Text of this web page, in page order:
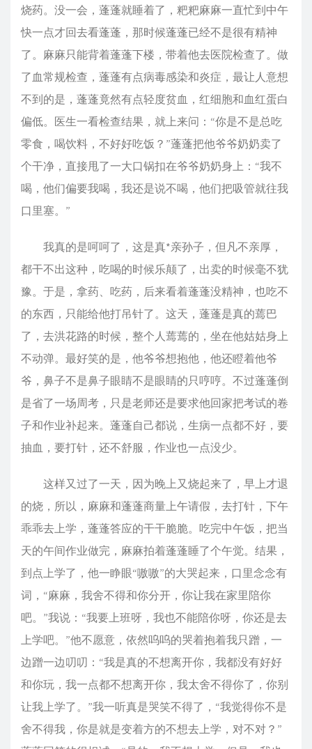
烧药。没一会，蓬蓬就睡着了，粑粑麻麻一直忙到中午
快一点才回去看蓬蓬，那时候蓬蓬已经不是很有精神
了。麻麻只能背着蓬蓬下楼，带着他去医院检查了。做
了血常规检查，蓬蓬有点病毒感染和炎症，最让人意想
不到的是，蓬蓬竟然有点轻度贫血，红细胞和血红蛋白
偏低。医生一看检查结果，就上来问：“你是不是总吃
零食，喝饮料，不好好吃饭？”蓬蓬把他爷爷奶奶卖了
个干净，直接甩了一大口锅扣在爷爷奶奶身上：“我不
喝，他们偏要我喝，我还是说不喝，他们把吸管就往我
口里塞。”
我真的是呵呵了，这是真*亲孙子，但凡不亲厚，
都干不出这种，吃喝的时候乐颠了，出卖的时候毫不犹
豫。于是，拿药、吃药，后来看着蓬蓬没精神，也吃不
的东西，只能给他打吊针了。这天，蓬蓬是真的蔫巴
了，去洪花路的时候，整个人蔫蔫的，坐在他姑姑身上
不动弹。最好笑的是，他爷爷想抱他，他还瞪着他爷
爷，鼻子不是鼻子眼睛不是眼睛的只哼哼。不过蓬蓬倒
是省了一场周考，只是老师还是要求他回家把考试的卷
子和作业补起来。蓬蓬自己都说，生病一点都不好，要
抽血，要打针，还不舒服，作业也一点没少。
这样又过了一天，因为晚上又烧起来了，早上才退
的烧，所以，麻麻和蓬蓬商量上午请假，去打针，下午
乖乖去上学，蓬蓬答应的干干脆脆。吃完中午饭，把当
天的午间作业做完，麻麻拍着蓬蓬睡了个午觉。结果，
到点上学了，他一睁眼“嗷嗷”的大哭起来，口里念念有
词，“麻麻，我舍不得和你分开，你让我在家里陪你
吧。”我说：“我要上班呀，我也不能陪你呀，你还是去
上学吧。”他不愿意，依然呜呜的哭着抱着我只蹭，一
边蹭一边叨叨：“我是真的不想离开你，我都没有好好
和你玩，我一点都不想离开你，我太舍不得你了，你别
让我上学了。”我一听真是哭笑不得了，“我觉得你不是
舍不得我，你是就是变着方的不想去上学，对不对？”